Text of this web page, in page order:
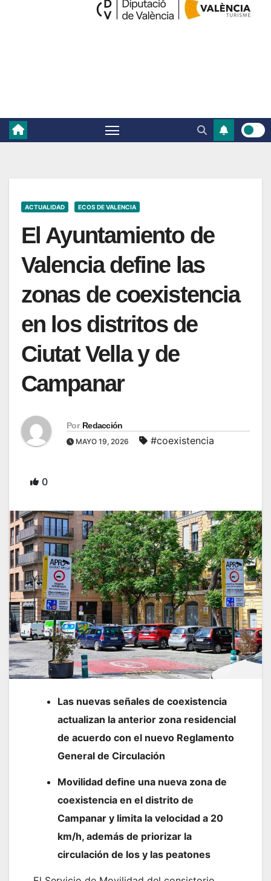
ACTUALIDAD ECOS DE VALENCIA
El Ayuntamiento de
Valencia define las
zonas de coexistencia
en los distritos de
Ciutat Vella y de
Campanar
Por Redacción
MAYO 19, 2026 #coexistencia
0
Las nuevas señales de coexistencia
actualizan la anterior zona residencial
de acuerdo con el nuevo Reglamento
General de Circulación
Movilidad define una nueva zona de
coexistencia en el distrito de
Campanar y limita la velocidad a 20
km/h, además de priorizar la
circulación de los y las peatones